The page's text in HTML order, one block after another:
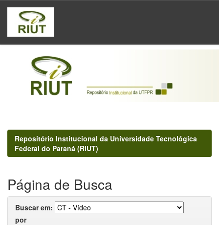
Skip
navigation
Repositório Institucional da Universidade Tecnológica
Federal do Paraná (RIUT)
Página de Busca
Buscar em:
por